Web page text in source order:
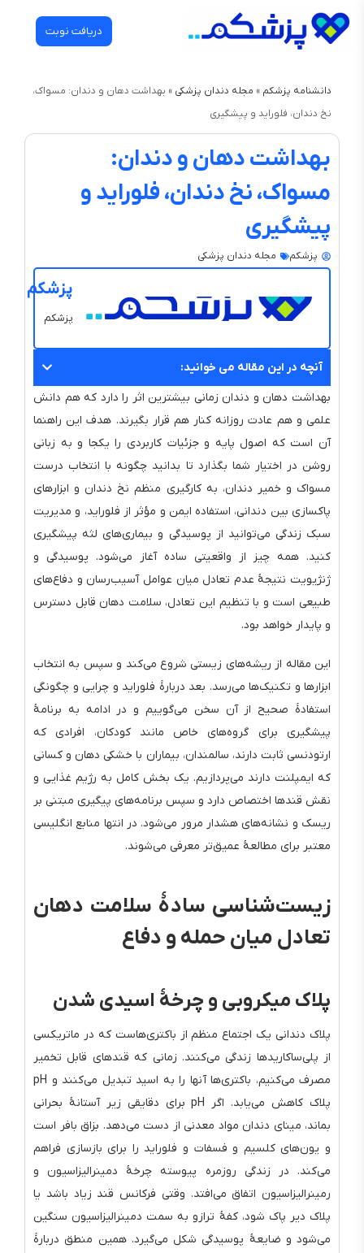
دریافت نوبت
دانشنامه پزشکم » مجله دندان‌ پزشکی » بهداشت دهان و دندان: مسواک،
نخ دندان، فلوراید و پیشگیری
بهداشت دهان و دندان:
مسواک، نخ دندان، فلوراید و
پیشگیری
پزشکم مجله دندان‌ پزشکی
پزشکم
پزشکم
آنچه در این مقاله می خوانید:
بهداشت دهان و دندان زمانی بیشترین اثر را دارد که هم دانش
علمی و هم عادت روزانه کنار هم قرار بگیرند. هدف این راهنما
آن است که اصول پایه و جزئیات کاربردی را یکجا و به زبانی
روشن در اختیار شما بگذارد تا بدانید چگونه با انتخاب درست
مسواک و خمیر دندان، به کارگیری منظم نخ دندان و ابزارهای
پاکسازی بین دندانی، استفاده ایمن و مؤثر از فلوراید، و مدیریت
سبک زندگی می‌توانید از پوسیدگی و بیماری‌های لثه پیشگیری
کنید. همه چیز از واقعیتی ساده آغاز می‌شود. پوسیدگی و
ژنژیویت نتیجهٔ عدم تعادل میان عوامل آسیب‌رسان و دفاع‌های
طبیعی است و با تنظیم این تعادل، سلامت دهان قابل دسترس
و پایدار خواهد بود.
این مقاله از ریشه‌های زیستی شروع می‌کند و سپس به انتخاب
ابزارها و تکنیک‌ها می‌رسد. بعد دربارهٔ فلوراید و چرایی و چگونگی
استفادهٔ صحیح از آن سخن می‌گوییم و در ادامه به برنامهٔ
پیشگیری برای گروه‌های خاص مانند کودکان، افرادی که
ارتودنسی ثابت دارند، سالمندان، بیماران با خشکی دهان و کسانی
که ایمپلنت دارند می‌پردازیم. یک بخش کامل به رژیم غذایی و
نقش قندها اختصاص دارد و سپس برنامه‌های پیگیری مبتنی بر
ریسک و نشانه‌های هشدار مرور می‌شود. در انتها منابع انگلیسی
معتبر برای مطالعهٔ عمیق‌تر معرفی می‌شوند.
زیست‌شناسی سادهٔ سلامت دهان
تعادل میان حمله و دفاع
پلاک میکروبی و چرخهٔ اسیدی شدن
پلاک دندانی یک اجتماع منظم از باکتری‌هاست که در ماتریکسی
از پلی‌ساکاریدها زندگی می‌کنند. زمانی که قندهای قابل تخمیر
مصرف می‌کنیم، باکتری‌ها آنها را به اسید تبدیل می‌کنند و pH
پلاک کاهش می‌یابد. اگر pH برای دقایقی زیر آستانهٔ بحرانی
بماند، مینای دندان مواد معدنی از دست می‌دهد. بزاق بافر است
و یون‌های کلسیم و فسفات و فلوراید را برای بازسازی فراهم
می‌کند. در زندگی روزمره پیوسته چرخهٔ دمینرالیزاسیون و
رمینرالیزاسیون اتفاق می‌افتد. وقتی فرکانس قند زیاد باشد یا
پلاک دیر پاک شود، کفهٔ ترازو به سمت دمینرالیزاسیون سنگین
می‌شود و ضایعهٔ پوسیدگی شکل می‌گیرد. همین منطق دربارهٔ